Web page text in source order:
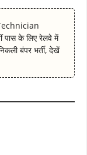
के लिए रेलवे में
बंपर भर्ती, देखें